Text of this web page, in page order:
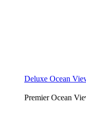
Deluxe Ocean
Premier Ocean